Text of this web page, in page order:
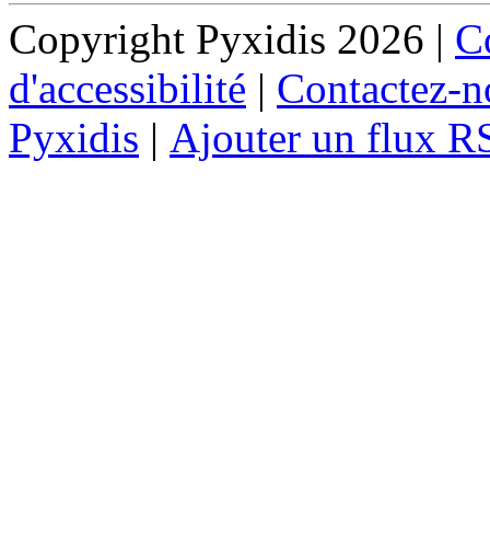
Copyright Pyxidis 2026 |
d'accessibilité | Contactez-
Pyxidis | Ajouter un flux